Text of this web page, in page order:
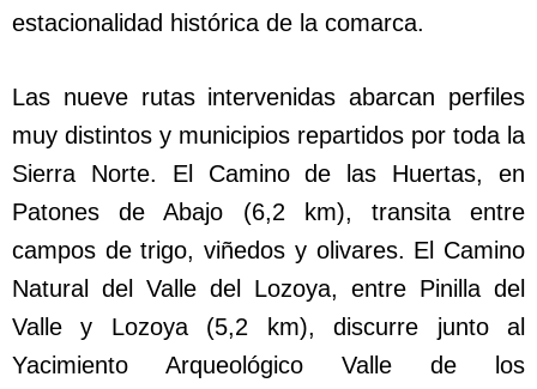
estacionalidad histórica de la comarca.
Las nueve rutas intervenidas abarcan perfiles
muy distintos y municipios repartidos por toda la
Sierra Norte. El Camino de las Huertas, en
Patones de Abajo (6,2 km), transita entre
campos de trigo, viñedos y olivares. El Camino
Natural del Valle del Lozoya, entre Pinilla del
Valle y Lozoya (5,2 km), discurre junto al
Yacimiento Arqueológico Valle de los